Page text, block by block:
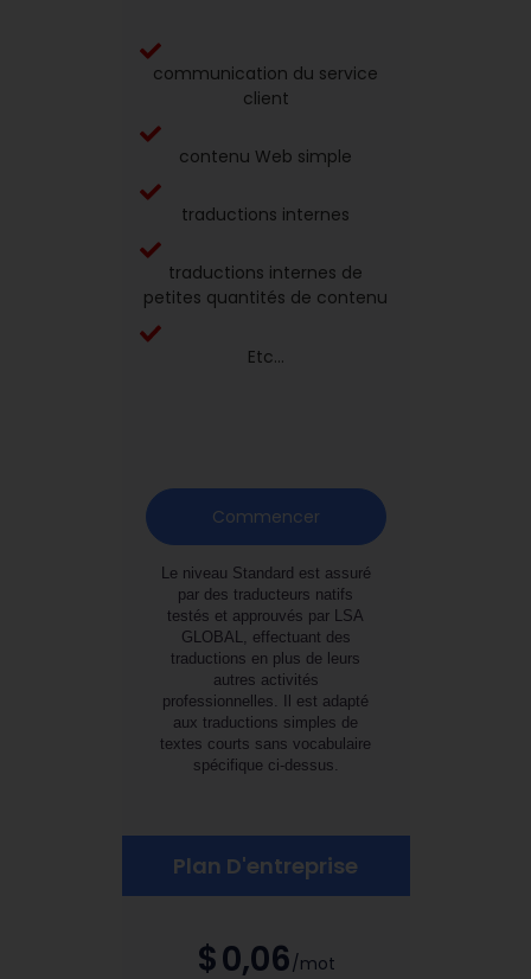
communication du service
client
contenu Web simple
traductions internes
traductions internes de
petites quantités de contenu
Etc...
Commencer
Le niveau Standard est assuré
par des traducteurs natifs
testés et approuvés par LSA
GLOBAL, effectuant des
traductions en plus de leurs
autres activités
professionnelles. Il est adapté
aux traductions simples de
textes courts sans vocabulaire
spécifique ci-dessus.
Plan D'entreprise
$0,06/mot